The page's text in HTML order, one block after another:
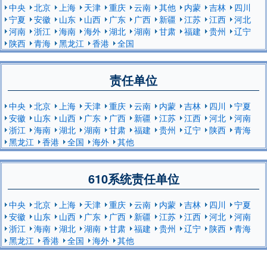
中央 北京 上海 天津 重庆 云南 其他 内蒙 吉林
四川
宁夏
安徽 山东 山西 广东 广西 新疆 江苏 江西
河北
河南
浙江 海南 海外 湖北 湖南 甘肃 福建 贵州
辽宁
陕西
青海 黑龙江 香港 全国
责任单位
中央 北京 上海 天津 重庆 云南 内蒙 吉林 四川
宁夏
安徽
山东 山西 广东 广西 新疆 江苏 江西 河北
河南
浙江
海南 湖北 湖南 甘肃 福建 贵州 辽宁 陕西
青海
黑龙江
香港 全国 海外 其他
610系统责任单位
中央 北京 上海 天津 重庆 云南 内蒙 吉林 四川
宁夏
安徽
山东 山西 广东 广西 新疆 江苏 江西 河北
河南
浙江
海南 湖北 湖南 甘肃 福建 贵州 辽宁 陕西
青海
黑龙江
香港 全国 海外 其他